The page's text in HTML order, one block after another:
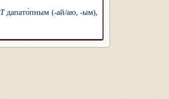
Тдапато́пным (-ай/аю, -ым),